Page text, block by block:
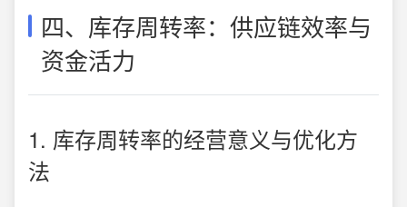
四、库存周转率：供应链效率与
资金活力
1. 库存周转率的经营意义与优化方
法